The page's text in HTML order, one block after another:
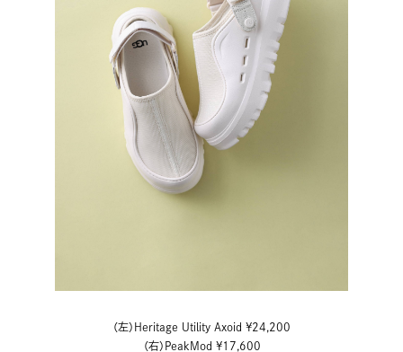
（左）Heritage Utility Axoid ¥24,200
（右）PeakMod ¥17,600